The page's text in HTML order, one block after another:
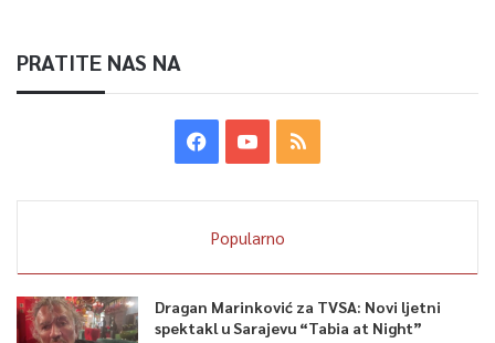
PRATITE NAS NA
Popularno
Dragan Marinković za TVSA: Novi ljetni
spektakl u Sarajevu “Tabia at Night”